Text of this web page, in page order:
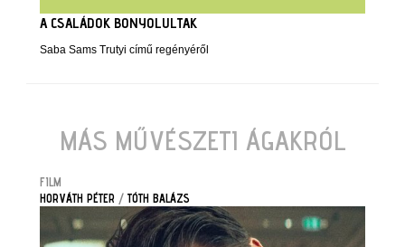
A CSALÁDOK BONYOLULTAK
Saba Sams Trutyi című regényéről
MÁS MŰVÉSZETI ÁGAKRÓL
FILM
HORVÁTH PÉTER / TÓTH BALÁZS